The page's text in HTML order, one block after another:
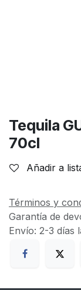
Tequila
70cl
Añadir a
Términos y
Garantía de
Envío: 2-3 días